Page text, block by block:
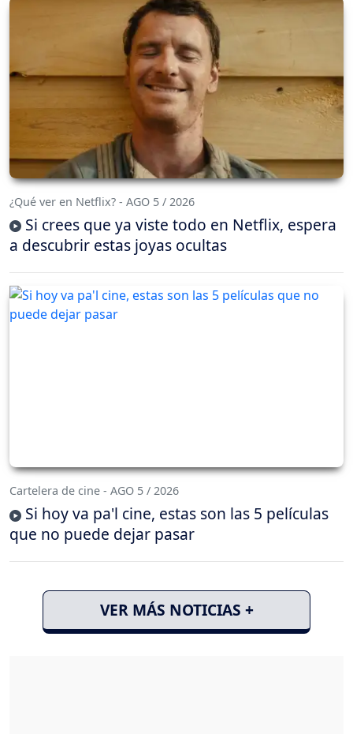
¿Qué ver en Netflix? - AGO 5 / 2026
Si crees que ya viste todo en Netflix, espera
a descubrir estas joyas ocultas
Cartelera de cine - AGO 5 / 2026
Si hoy va pa'l cine, estas son las 5 películas
que no puede dejar pasar
VER MÁS NOTICIAS +